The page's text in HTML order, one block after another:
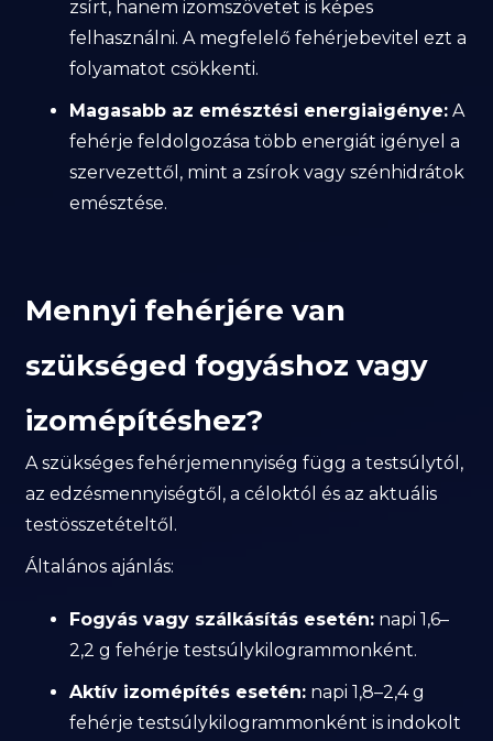
zsírt, hanem izomszövetet is képes
felhasználni. A megfelelő fehérjebevitel ezt a
folyamatot csökkenti.
Magasabb az emésztési energiaigénye: A
fehérje feldolgozása több energiát igényel a
szervezettől, mint a zsírok vagy szénhidrátok
emésztése.
Mennyi fehérjére van
szükséged fogyáshoz vagy
izomépítéshez?
A szükséges fehérjemennyiség függ a testsúlytól,
az edzésmennyiségtől, a céloktól és az aktuális
testösszetételtől.
Általános ajánlás:
Fogyás vagy szálkásítás esetén: napi 1,6–
2,2 g fehérje testsúlykilogrammonként.
Aktív izomépítés esetén: napi 1,8–2,4 g
fehérje testsúlykilogrammonként is indokolt